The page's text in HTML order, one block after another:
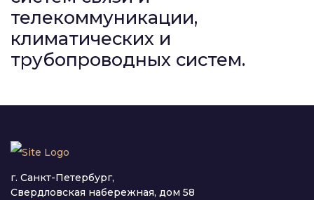
телекоммуникации,
климатических и
трубопроводных систем.
г. Санкт-Петербург,
Свердловская набережная, дом 58